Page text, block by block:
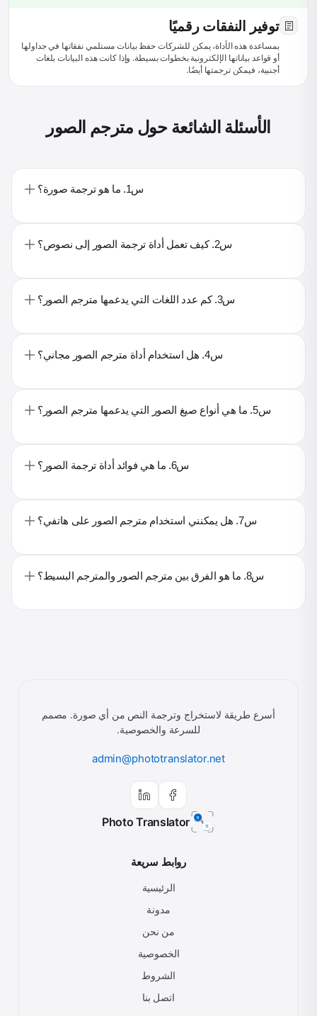
توفير النفقات رقميًا
بمساعدة هذه الأداة، يمكن للشركات حفظ بيانات مستلمي نفقاتها في جداولها
أو قواعد بياناتها الإلكترونية بخطوات بسيطة. وإذا كانت هذه البيانات بلغات
أجنبية، فيمكن ترجمتها أيضًا.
الأسئلة الشائعة حول مترجم الصور
س1. ما هو ترجمة صورة؟
س2. كيف تعمل أداة ترجمة الصور إلى نصوص؟
س3. كم عدد اللغات التي يدعمها مترجم الصور؟
س4. هل استخدام أداة مترجم الصور مجاني؟
س5. ما هي أنواع صيغ الصور التي يدعمها مترجم الصور؟
س6. ما هي فوائد أداة ترجمة الصور؟
س7. هل يمكنني استخدام مترجم الصور على هاتفي؟
س8. ما هو الفرق بين مترجم الصور والمترجم البسيط؟
Photo Translator
أسرع طريقة لاستخراج وترجمة النص من أي صورة. مصمم
للسرعة والخصوصية.
admin@phototranslator.net
روابط سريعة
الرئيسية
مدونة
من نحن
الخصوصية
الشروط
اتصل بنا